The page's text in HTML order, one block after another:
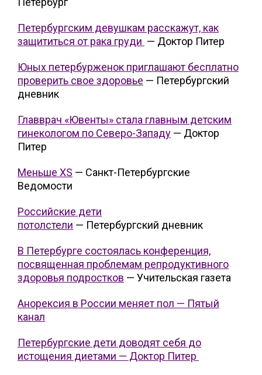
Петербургским девушкам расскажут, как
защититься от рака груди — Доктор Питер
Юных петербурженок приглашают бесплатно
проверить свое здоровье — Петербургский
дневник
Главврач «Ювенты» стала главным детским
гинекологом по Северо-Западу — Доктор
Питер
Меньше XS — Санкт-Петербургские
Ведомости
Российские дети
потолстели — Петербургский дневник
В Петербурге состоялась конференция,
посвященная проблемам репродуктивного
здоровья подростков — Учительская газета
Анорексия в России меняет пол — Пятый
канал
Петербургские дети доводят себя до
истощения диетами — Доктор Питер